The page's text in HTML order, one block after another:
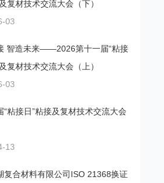
复材技术交流大会（下）
03
智造未来——2026第十一届“粘接
复材技术交流大会（上）
03
“粘接日”粘接及复材技术交流大会
13
复合材料有限公司ISO 21368换证